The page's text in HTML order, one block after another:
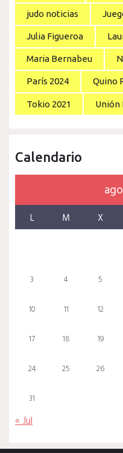
judo noticias
Julia Figueroa
Maria Bernabeu
París 2024 Quino
Tokio 2021 Unión
Calendario
L M X
3 4 5
10 11 12
17 18 19
24 25 26
31
« Jul